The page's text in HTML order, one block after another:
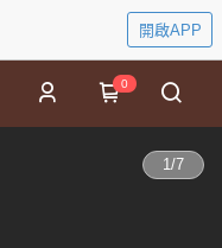
開啟APP
0
1/7